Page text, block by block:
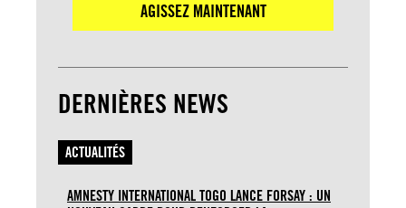
AGISSEZ MAINTENANT
DERNIÈRES NEWS
ACTUALITÉS
AMNESTY INTERNATIONAL TOGO LANCE FORSAY : UN